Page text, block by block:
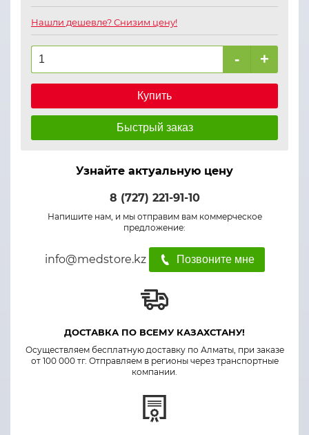
Нашли дешевле? Снизим цену!
- +
Купить
Быстрый заказ
Узнайте актуальную цену
8 (727) 221-91-10
Напишите нам, и мы отправим вам коммерческое
предложение:
info@medstore.kz Позвоните мне
ДОСТАВКА ПО ВСЕМУ КАЗАХСТАНУ!
Осуществляем бесплатную доставку по Алматы, при заказе
от 100 000 тг. Отправляем в регионы через транспортные
компании.